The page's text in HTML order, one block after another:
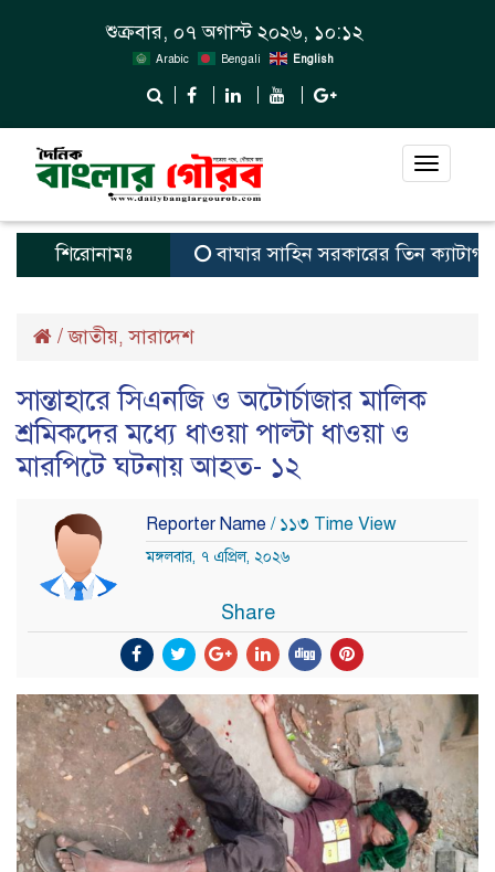
শুক্রবার, ০৭ অগাস্ট ২০২৬, ১০:১২
Arabic Bengali English
Toggle
শিরোনামঃ বাঘার সাহিন সরকারের তিন
/জাতীয়,সারাদেশ
সান্তাহারে সিএনজি ও অটোর্চাজার মালিক
শ্রমিকদের মধ্যে ধাওয়া পাল্টা ধাওয়া ও
মারপিটে ঘটনায় আহত- ১২
Reporter Name / ১১৩ Time View
মঙ্গলবার, ৭ এপ্রিল, ২০২৬
Share